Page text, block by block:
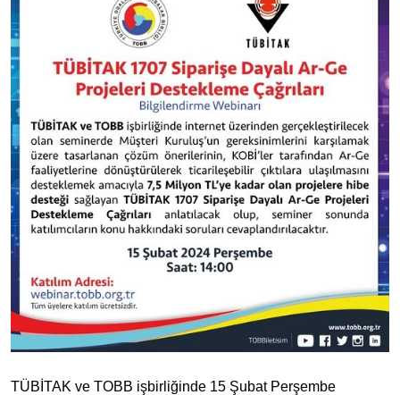
TÜBİTAK ve TOBB işbirliğinde 15 Şubat Perşembe